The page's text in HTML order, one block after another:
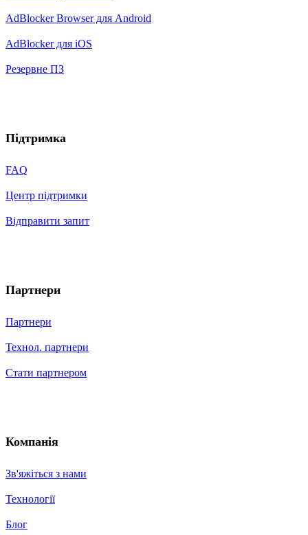
AdBlocker Browser для Android
AdBlocker для iOS
Резервне ПЗ
Підтримка
FAQ
Центр підтримки
Відправити запит
Партнери
Партнери
Технол. партнери
Стати партнером
Компанія
Зв'яжіться з нами
Технології
Блог